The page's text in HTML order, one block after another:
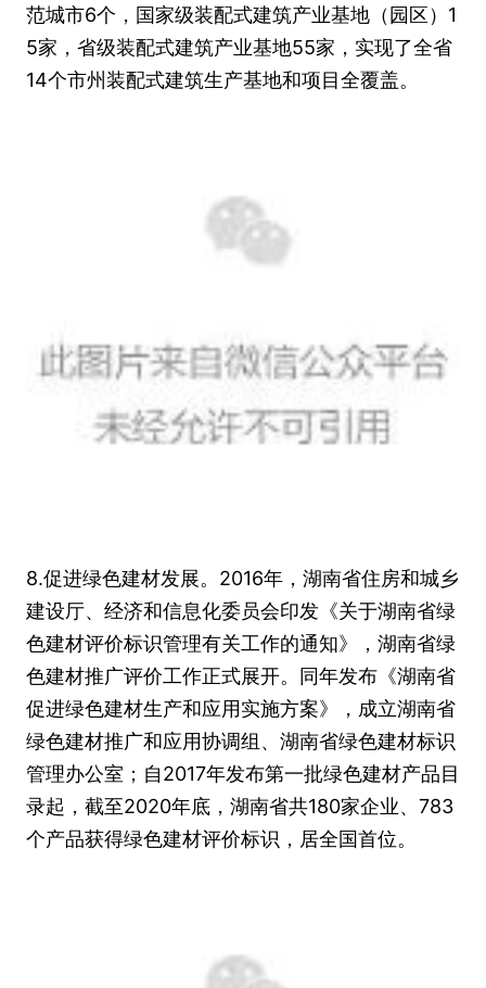
范城市6个，国家级装配式建筑产业基地（园区）1
5家，省级装配式建筑产业基地55家，实现了全省
14个市州装配式建筑生产基地和项目全覆盖。
8.促进绿色建材发展。2016年，湖南省住房和城乡
建设厅、经济和信息化委员会印发《关于湖南省绿
色建材评价标识管理有关工作的通知》，湖南省绿
色建材推广评价工作正式展开。同年发布《湖南省
促进绿色建材生产和应用实施方案》，成立湖南省
绿色建材推广和应用协调组、湖南省绿色建材标识
管理办公室；自2017年发布第一批绿色建材产品目
录起，截至2020年底，湖南省共180家企业、783
个产品获得绿色建材评价标识，居全国首位。